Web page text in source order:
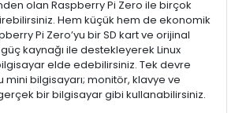
olan Raspberry Pi Zero ile birçok
Hem küçük hem de ekonomik
Pi Zero’yu bir SD kart ve orijinal
güç kaynağı ile destekleyerek Linux
elde edebilirsiniz. Tek devre
mini bilgisayarı; monitör, klavye ve
bir bilgisayar gibi kullanabilirsiniz.